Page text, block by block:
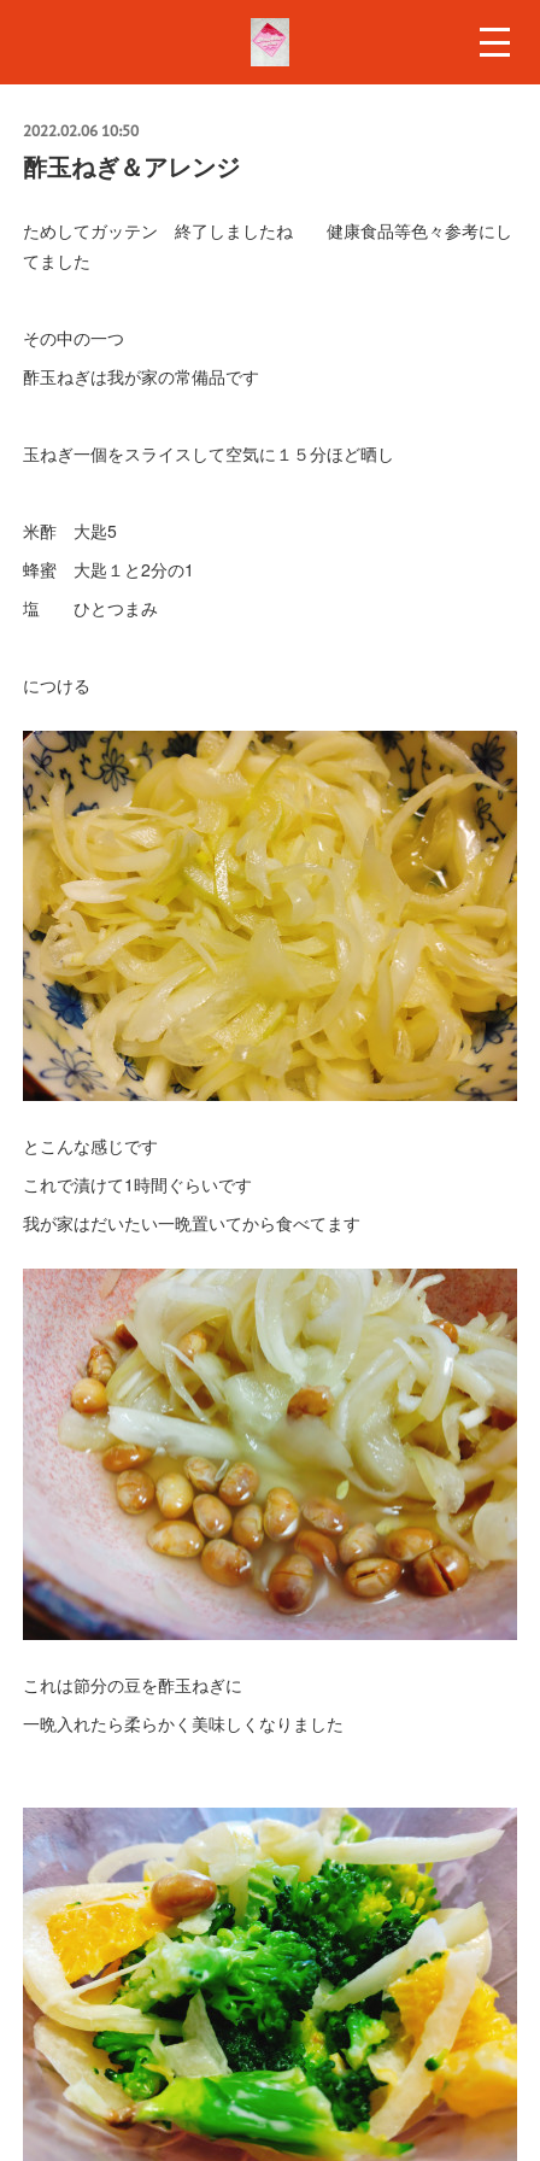
2022.02.06 10:50
酢玉ねぎ＆アレンジ
ためしてガッテン 終了しましたね 健康食品等色々参考にし
てました
その中の一つ
酢玉ねぎは我が家の常備品です
玉ねぎ一個をスライスして空気に１５分ほど晒し
米酢 大匙5
蜂蜜 大匙１と2分の1
塩 ひとつまみ
につける
とこんな感じです
これで漬けて1時間ぐらいです
我が家はだいたい一晩置いてから食べてます
これは節分の豆を酢玉ねぎに
一晩入れたら柔らかく美味しくなりました